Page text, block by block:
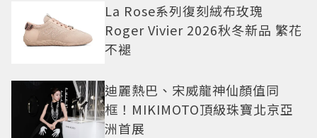
La Rose系列復刻絨布玫瑰
Roger Vivier 2026秋冬新品 繁花
不褪
迪麗熱巴、宋威龍神仙顏值同
框！MIKIMOTO頂級珠寶北京亞
洲首展